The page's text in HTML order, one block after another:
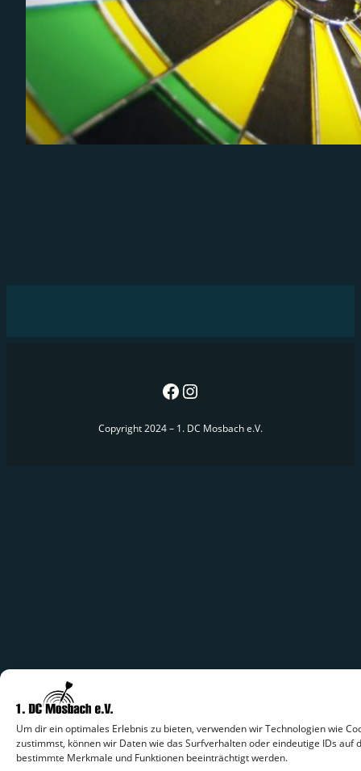
Um dir ein optimales Erlebnis zu bieten, verwenden wir Technologien wie
zustimmst, können wir Daten wie das Surfverhalten oder eindeutige IDs
bestimmte Merkmale und Funktionen beeinträchtigt werden.
Copyright 2024 – 1. DC Mosbach e.V.